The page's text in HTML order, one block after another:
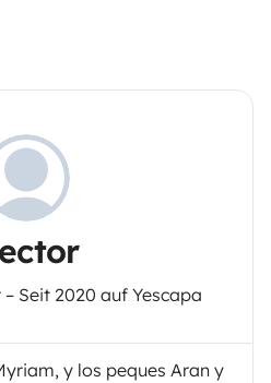
Seit 2020 auf Yescapa
y los peques Aran y